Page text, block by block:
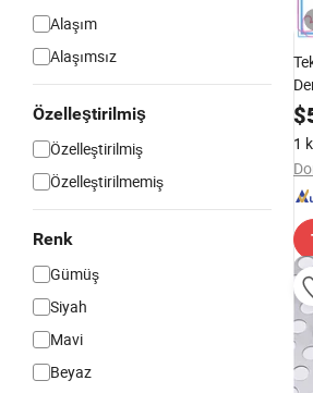
Alaşım
Alaşımsız
Özelleştirilmiş
Özelleştirilmiş
Özelleştirilmemiş
Renk
Gümüş
Siyah
Mavi
Beyaz
$
1